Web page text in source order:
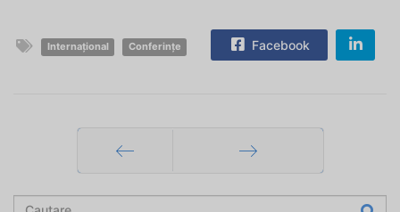
Internațional Conferințe Facebook
Prec Mai departe